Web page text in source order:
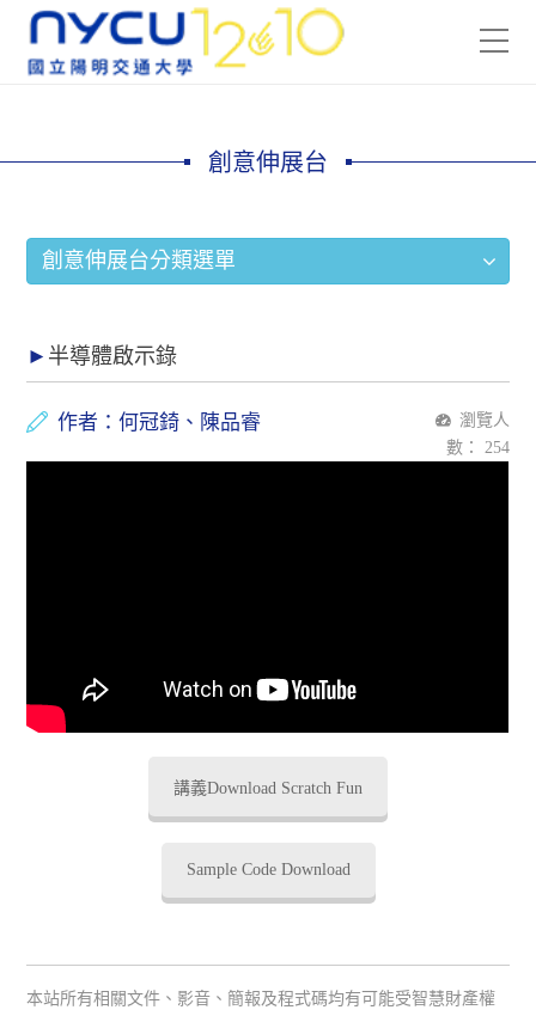
創意伸展台
創意伸展台分類選單
半導體啟示錄
作者：何冠錡、陳品睿
瀏覽人
數： 254
講義Download Scratch Fun
Sample Code Download
本站所有相關文件、影音、簡報及程式碼均有可能受智慧財產權